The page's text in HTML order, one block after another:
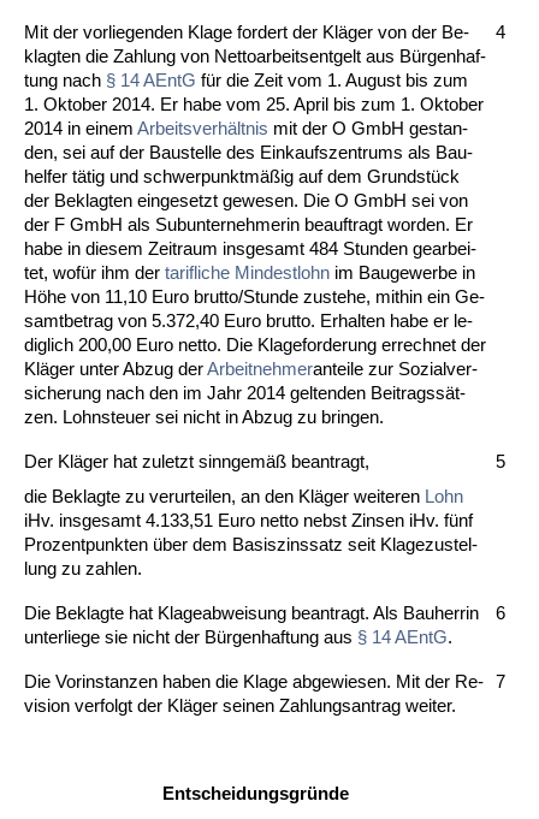
Mit der vor­lie­gen­den Kla­ge for­dert der Kläger von der Be­
klag­ten die Zah­lung von Net­to­ar­beits­ent­gelt aus Bürgen­haf­
tung nach § 14 AEntG für die Zeit vom 1. Au­gust bis zum
1. Ok­to­ber 2014. Er ha­be vom 25. April bis zum 1. Ok­to­ber
2014 in ei­nem Ar­beits­verhält­nis mit der O GmbH ge­stan­
den, sei auf der Bau­stel­le des Ein­kaufs­zen­trums als Bau­
hel­fer tätig und schwer­punktmäßig auf dem Grundstück
der Be­klag­ten ein­ge­setzt ge­we­sen. Die O GmbH sei von
der F GmbH als Su­b­un­ter­neh­me­rin be­auf­tragt wor­den. Er
ha­be in die­sem Zeit­raum ins­ge­samt 484 St­un­den ge­ar­bei­
tet, wofür ihm der ta­rif­li­che Min­dest­lohn im Bau­ge­wer­be in
Höhe von 11,10 Eu­ro brut­to/St­un­de zu­ste­he, mit­hin ein Ge­
samt­be­trag von 5.372,40 Eu­ro brut­to. Er­hal­ten ha­be er le­
dig­lich 200,00 Eu­ro net­to. Die Kla­ge­for­de­rung er­rech­net der
Kläger un­ter Ab­zug derAr­beit­neh­mer­an­tei­le zur So­zi­al­ver­
si­che­rung nach den im Jahr 2014 gel­ten­den Bei­tragssät­
zen. Lohn­steu­er sei nicht in Ab­zug zu brin­gen.
4
Der Kläger hat zu­letzt sinn­gemäß be­an­tragt,
die Be­klag­te zu ver­ur­tei­len, an den Kläger wei­te­ren Lohn
iHv. ins­ge­samt 4.133,51 Eu­ro net­to nebst Zin­sen iHv. fünf
Pro­zent­punk­ten über dem Ba­sis­zins­satz seit Kla­ge­zu­s­tel­
lung zu zah­len.
5
Die Be­klag­te hat Kla­ge­ab­wei­sung be­an­tragt. Als Bau­her­rin
un­ter­lie­ge sie nicht der Bürgen­haf­tung aus § 14 AEntG.
6
Die Vor­in­stan­zen ha­ben die Kla­ge ab­ge­wie­sen. Mit der Re­
vi­si­on ver­folgt der Kläger sei­nen Zah­lungs­an­trag wei­ter.
Ent­schei­dungs­gründe
7